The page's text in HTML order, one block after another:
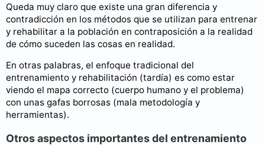
Queda muy claro que existe una gran diferencia y
contradicción en los métodos que se utilizan para entrenar
y rehabilitar a la población en contraposición a la realidad
de cómo suceden las cosas en realidad.
En otras palabras, el enfoque tradicional del
entrenamiento y rehabilitación (tardía) es como estar
viendo el mapa correcto (cuerpo humano y el problema)
con unas gafas borrosas (mala metodología y
herramientas).
Otros aspectos importantes del entrenamiento